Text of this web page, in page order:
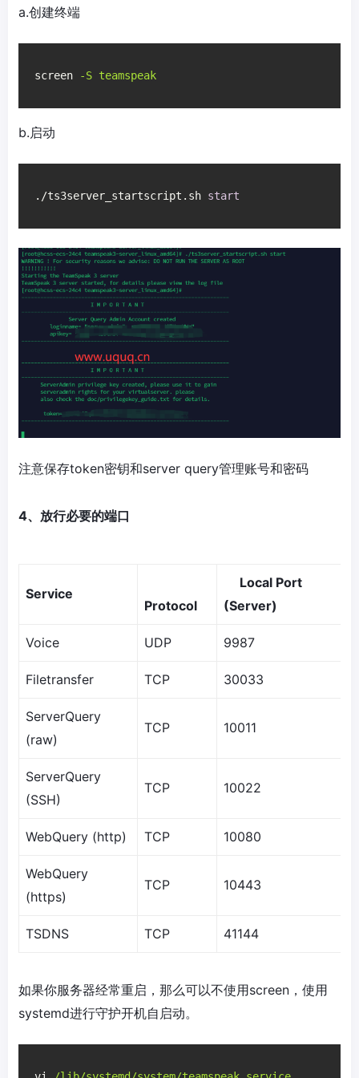
a.创建终端
screen -S teamspeak
b.启动
./ts3server_startscript.sh start
注意保存token密钥和server query管理账号和密码
4、放行必要的端口
Service
Protocol
Local Port
(Server)
Voice UDP 9987
Filetransfer TCP 30033
ServerQuery
(raw)
TCP 10011
ServerQuery
(SSH)
TCP 10022
WebQuery (http) TCP 10080
WebQuery
(https)
TCP 10443
TSDNS TCP 41144
如果你服务器经常重启，那么可以不使用screen，使用
systemd进行守护开机自启动。